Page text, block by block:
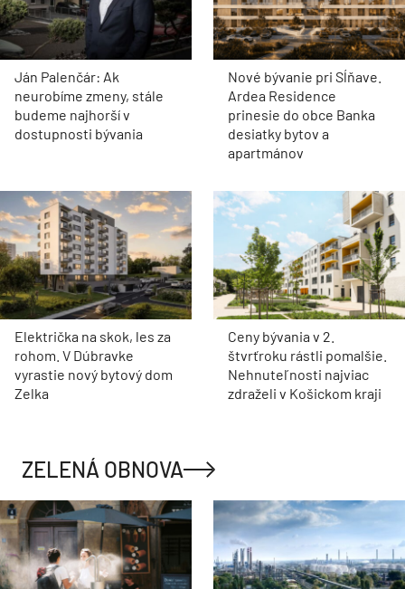
Ján Palenčár: Ak
neurobíme zmeny, stále
budeme najhorší v
dostupnosti bývania
Nové bývanie pri Sĺňave.
Ardea Residence
prinesie do obce Banka
desiatky bytov a
apartmánov
Električka na skok, les za
rohom. V Dúbravke
vyrastie nový bytový dom
Zelka
Ceny bývania v 2.
štvrťroku rástli pomalšie.
Nehnuteľnosti najviac
zdraželi v Košickom kraji
ZELENÁ OBNOVA